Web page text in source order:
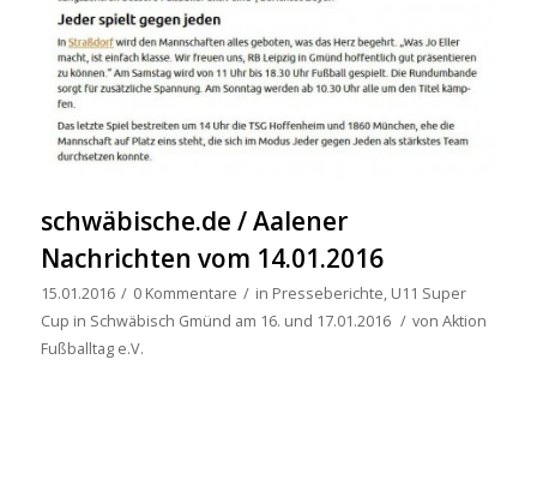
schwäbische.de / Aalener
Nachrichten vom 14.01.2016
15.01.2016 / 0 Kommentare / in Presseberichte, U11 Super
Cup in Schwäbisch Gmünd am 16. und 17.01.2016 / von Aktion
Fußballtag e.V.